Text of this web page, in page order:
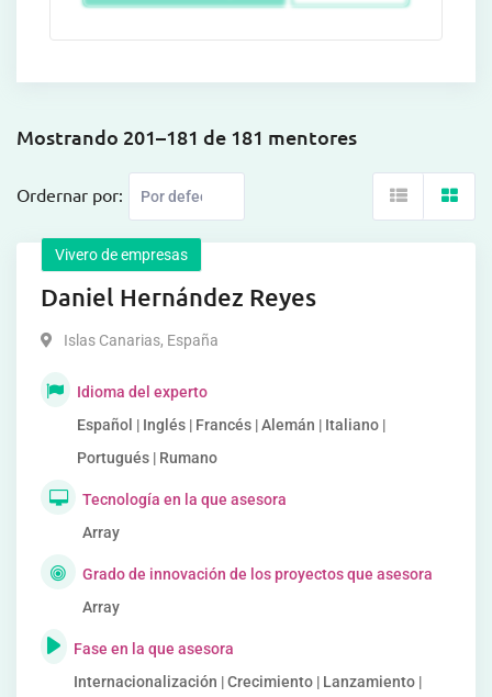
Mostrando 201–181 de 181 mentores
Ordernar por:
Vivero de empresas
Daniel Hernández Reyes
Islas Canarias, España
Idioma del experto
Español | Inglés | Francés | Alemán | Italiano |
Portugués | Rumano
Tecnología en la que asesora
Array
Grado de innovación de los proyectos que asesora
Array
Fase en la que asesora
Internacionalización | Crecimiento | Lanzamiento |